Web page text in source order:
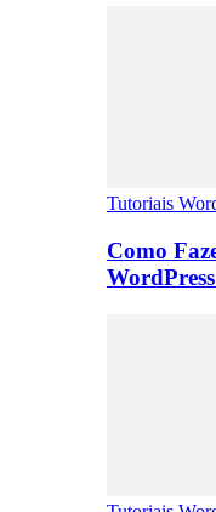
Tutoriais
Como